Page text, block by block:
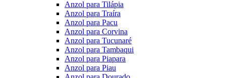
Anzol para Tilápia
Anzol para Traíra
Anzol para Pacu
Anzol para Corvina
Anzol para Tucunaré
Anzol para Tambaqui
Anzol para Piapara
Anzol para Piau